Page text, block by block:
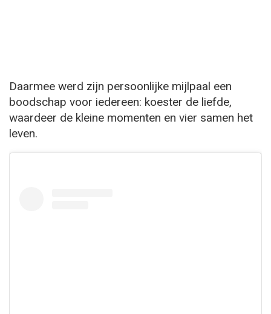
Daarmee werd zijn persoonlijke mijlpaal een
boodschap voor iedereen: koester de liefde,
waardeer de kleine momenten en vier samen het
leven.